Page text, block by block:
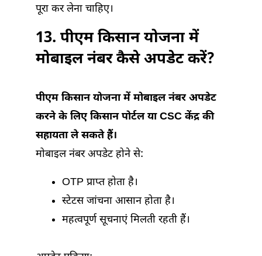
पूरा कर लेना चाहिए।
13. पीएम किसान योजना में
मोबाइल नंबर कैसे अपडेट करें?
पीएम किसान योजना में मोबाइल नंबर अपडेट
करने के लिए किसान पोर्टल या CSC केंद्र की
सहायता ले सकते हैं।
मोबाइल नंबर अपडेट होने से:
OTP प्राप्त होता है।
स्टेटस जांचना आसान होता है।
महत्वपूर्ण सूचनाएं मिलती रहती हैं।